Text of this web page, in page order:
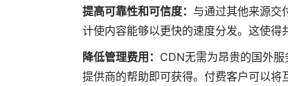
提高可靠性和可信度： 与通过其他来源交
计使内容能够以更快的速度分发。这使得
降低管理费用： CDN无需为昂贵的国外
提供商的帮助即可获得。付费客户可以